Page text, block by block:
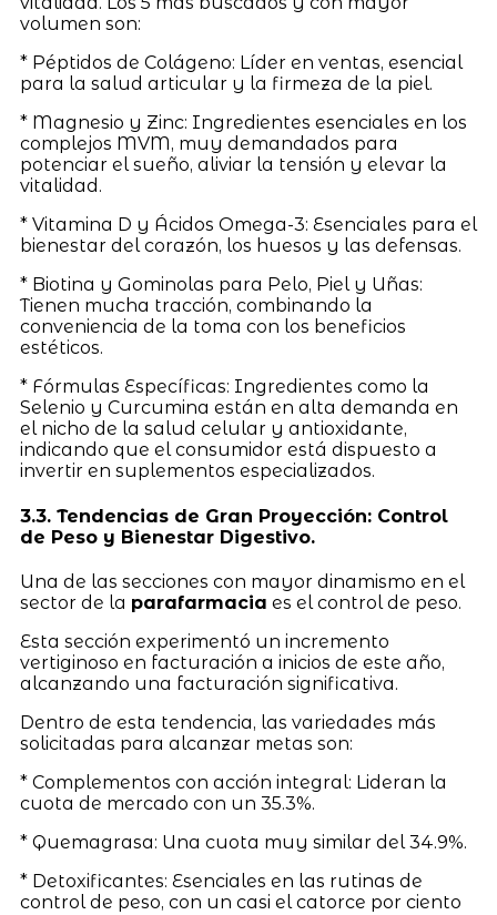
volumen son:
* Péptidos de Colágeno: Líder en ventas, esencial
para la salud articular y la firmeza de la piel.
* Magnesio y Zinc: Ingredientes esenciales en los
complejos MVM, muy demandados para
potenciar el sueño, aliviar la tensión y elevar la
vitalidad.
* Vitamina D y Ácidos Omega-3: Esenciales para el
bienestar del corazón, los huesos y las defensas.
* Biotina y Gominolas para Pelo, Piel y Uñas:
Tienen mucha tracción, combinando la
conveniencia de la toma con los beneficios
estéticos.
* Fórmulas Específicas: Ingredientes como la
Selenio y Curcumina están en alta demanda en
el nicho de la salud celular y antioxidante,
indicando que el consumidor está dispuesto a
invertir en suplementos especializados.
3.3. Tendencias de Gran Proyección: Control
de Peso y Bienestar Digestivo.
Una de las secciones con mayor dinamismo en el
sector de la parafarmacia es el control de peso.
Esta sección experimentó un incremento
vertiginoso en facturación a inicios de este año,
alcanzando una facturación significativa.
Dentro de esta tendencia, las variedades más
solicitadas para alcanzar metas son:
* Complementos con acción integral: Lideran la
cuota de mercado con un 35.3%.
* Quemagrasa: Una cuota muy similar del 34.9%.
* Detoxificantes: Esenciales en las rutinas de
control de peso, con un casi el catorce por ciento